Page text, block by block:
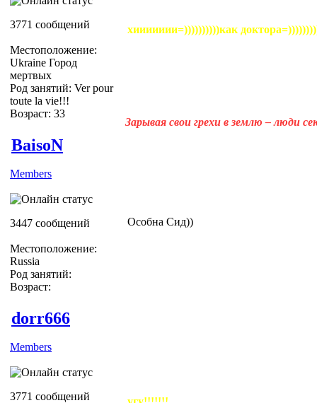
3771 сообщений
Местоположение:
Ukraine Город
мертвых
Род занятий: Ver pour
toute la vie!!!
Возраст: 33
хиииииии=))))))))))как
Зарывая свои грехи в землю – люди
BaisoN
Members
3447 сообщений
Местоположение:
Russia
Род занятий:
Возраст:
Особна Сид))
dorr666
Members
3771 сообщений